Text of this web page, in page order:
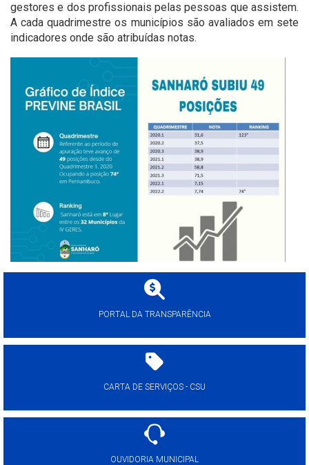
gestores e dos profissionais pelas pessoas que assistem.
A cada quadrimestre os municípios são avaliados em sete
indicadores onde são atribuídas notas.
PORTAL DA TRANSPARÊNCIA
CARTA DE SERVIÇOS - CSU
OUVIDORIA MUNICIPAL